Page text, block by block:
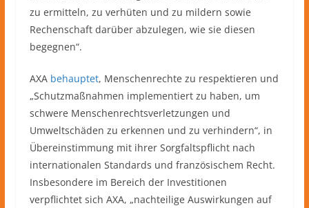
zu ermitteln, zu verhüten und zu mildern sowie
Rechenschaft darüber abzulegen, wie sie diesen
begegnen“.
AXA behauptet, Menschenrechte zu respektieren und
„Schutzmaßnahmen implementiert zu haben, um
schwere Menschenrechtsverletzungen und
Umweltschäden zu erkennen und zu verhindern“, in
Übereinstimmung mit ihrer Sorgfaltspflicht nach
internationalen Standards und französischem Recht.
Insbesondere im Bereich der Investitionen
verpflichtet sich AXA, „nachteilige Auswirkungen auf